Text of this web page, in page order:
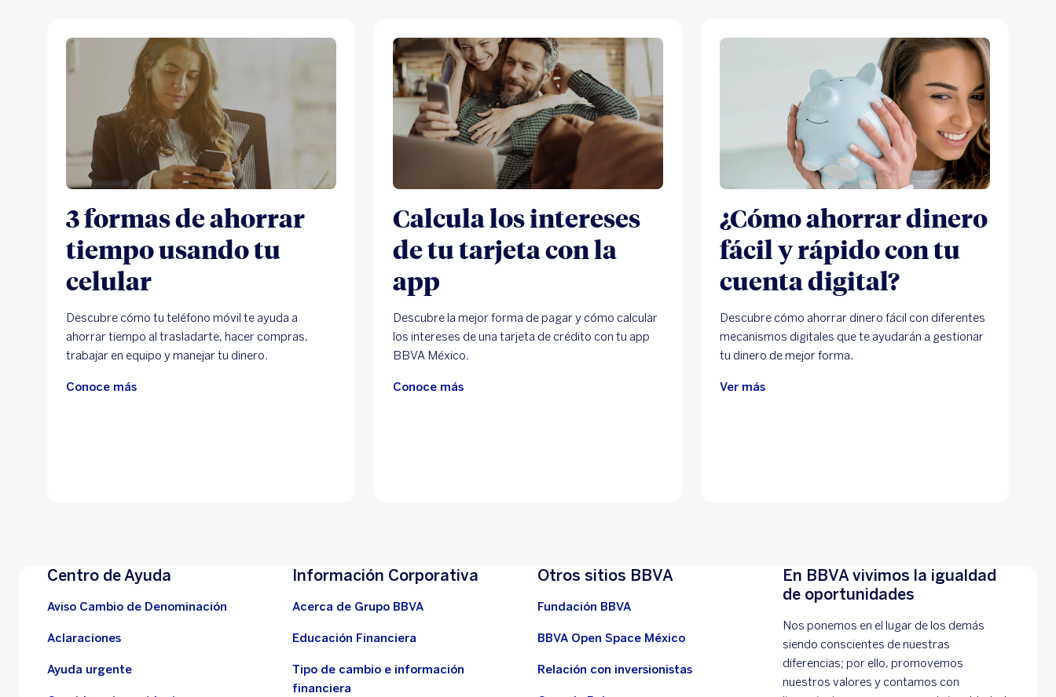
3 formas de ahorrar
tiempo usando tu
celular
Descubre cómo tu teléfono móvil te ayuda a
ahorrar tiempo al trasladarte, hacer compras,
trabajar en equipo y manejar tu dinero.
Conoce más
Calcula los intereses
de tu tarjeta con la
app
Descubre la mejor forma de pagar y cómo calcular
los intereses de una tarjeta de crédito con tu app
BBVA México.
Conoce más
¿Cómo ahorrar dinero
fácil y rápido con tu
cuenta digital?
Descubre cómo ahorrar dinero fácil con diferentes
mecanismos digitales que te ayudarán a gestionar
tu dinero de mejor forma.
Ver más
Centro de Ayuda
Aviso Cambio de Denominación
Aclaraciones
Ayuda urgente
Información Corporativa
Acerca de Grupo BBVA
Educación Financiera
Tipo de cambio e información
financiera
Otros sitios BBVA
Fundación BBVA
BBVA Open Space México
Relación con inversionistas
En BBVA vivimos la igualdad
de oportunidades
Nos ponemos en el lugar de los demás
siendo conscientes de nuestras
diferencias; por ello, promovemos
nuestros valores y contamos con